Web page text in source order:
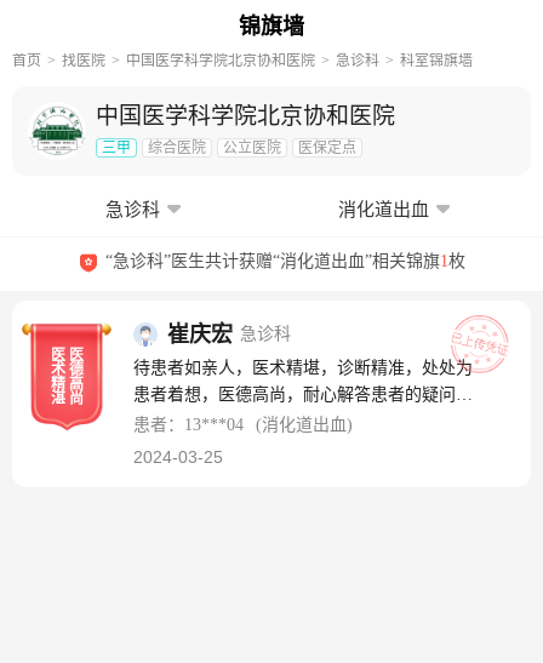
锦旗墙
首页 找医院 中国医学科学院北京协和医院 急诊科 科室锦旗墙
中国医学科学院北京协和医院
三甲 综合医院 公立医院 医保定点
急诊科 消化道出血
“急诊科”医生共计获赠“消化道出血”相关锦旗1枚
医
术
精
湛
医
德
高
尚
崔庆宏 急诊科
待患者如亲人，医术精堪，诊断精准，处处为
患者着想，医德高尚，耐心解答患者的疑问，
为病人排忧解难，堪称当代的华佗！
患者：13***04 (消化道出血)
2024-03-25